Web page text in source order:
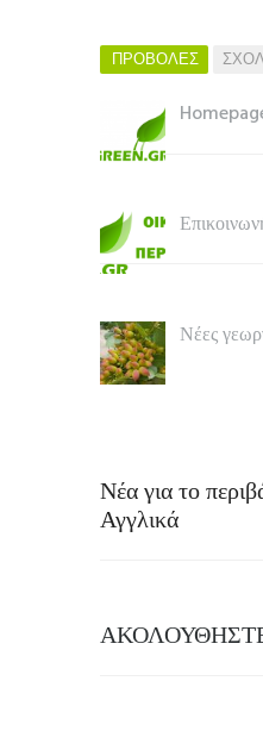
ΠΡΟΒΟΛΕΣ
Νέες
Νέα για το
Αγγλικά
ΑΚΟΛΟΥΘΗΣΤΕ